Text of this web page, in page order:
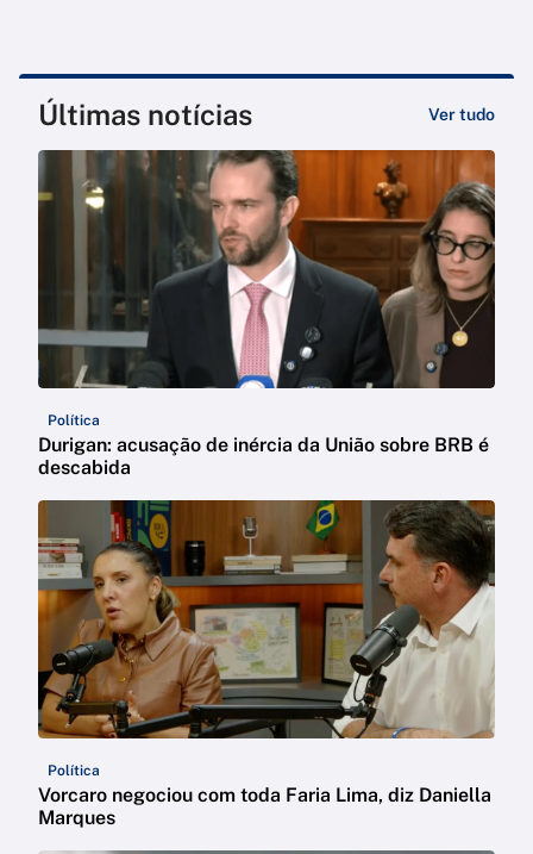
Últimas notícias Ver tudo
Política
Durigan: acusação de inércia da União sobre BRB é
descabida
Política
Vorcaro negociou com toda Faria Lima, diz Daniella
Marques